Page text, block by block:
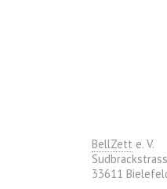
BellZett e. V.
33611